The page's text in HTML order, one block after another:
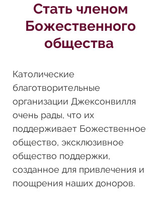
Стать членом
Божественного
общества
Католические
благотворительные
организации Джексонвилля
очень рады, что их
поддерживает Божественное
общество, эксклюзивное
общество поддержки,
созданное для привлечения и
поощрения наших доноров.